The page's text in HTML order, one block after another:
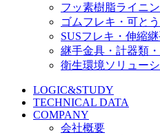
フッ素樹脂ライニ
ゴムフレキ・可と
SUSフレキ・伸縮
継手金具・計器類
衛生環境ソリューシ
LOGIC&STUDY
TECHNICAL DATA
COMPANY
会社概要